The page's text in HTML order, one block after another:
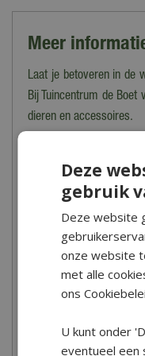
Meer
Laat je betoveren in de
Bij Tuincentrum de Boet
dieren en accessoires.
Heb je advies of
kerstdorp? Kom
indrukwekkende
je graag uitgebreid
ruim op voorraad,
je kerstdorpartikelen
onze winkel in
Tuincentrum De Boet
Deze
gebruik
Deze website
onze website
met alle
ons
U kunt onder
eventueel een